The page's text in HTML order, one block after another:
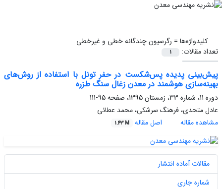
کلیدواژه‌ها = رگرسیون چندگانه خطی و غیرخطی
تعداد مقالات:
1
پیش‌بینی پدیده پس‌شکست در حفر تونل با استفاده از روش‌های
بهینه‌سازی هوشمند در معدن زغال سنگ طزره
دوره 11، شماره 33، زمستان 1395، صفحه
95-111
عادل متحدی، فرهنگ سرشکی، محمد عطائی
مشاهده مقاله
اصل مقاله 1.43 M
مقالات آماده انتشار
شماره جاری